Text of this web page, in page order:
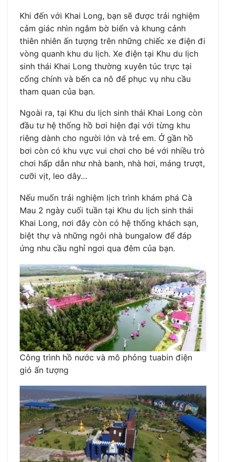
Khi đến với Khai Long, bạn sẽ được trải nghiệm
cảm giác nhìn ngắm bờ biển và khung cảnh
thiên nhiên ấn tượng trên những chiếc xe điện đi
vòng quanh khu du lịch. Xe điện tại Khu du lịch
sinh thái Khai Long thường xuyên túc trực tại
cổng chính và bến ca nô để phục vụ nhu cầu
tham quan của bạn.
Ngoài ra, tại Khu du lịch sinh thái Khai Long còn
đầu tư hệ thống hồ bơi hiện đại với từng khu
riêng dành cho người lớn và trẻ em. Ở gần hồ
bơi còn có khu vực vui chơi cho bé với nhiều trò
chơi hấp dẫn như nhà banh, nhà hơi, máng trượt,
cưỡi vịt, leo dây…
Nếu muốn trải nghiệm lịch trình khám phá Cà
Mau 2 ngày cuối tuần tại Khu du lịch sinh thái
Khai Long, nơi đây còn có hệ thống khách sạn,
biệt thự và những ngôi nhà bungalow để đáp
ứng nhu cầu nghỉ ngơi qua đêm của bạn.
Công trình hồ nước và mô phỏng tuabin điện
gió ấn tượng